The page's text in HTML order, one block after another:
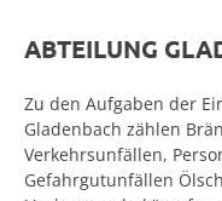
ABTEILUNG
Zu den Aufgaben der
Gladenbach zählen
Verkehrsunfällen,
Gefahrgutunfällen